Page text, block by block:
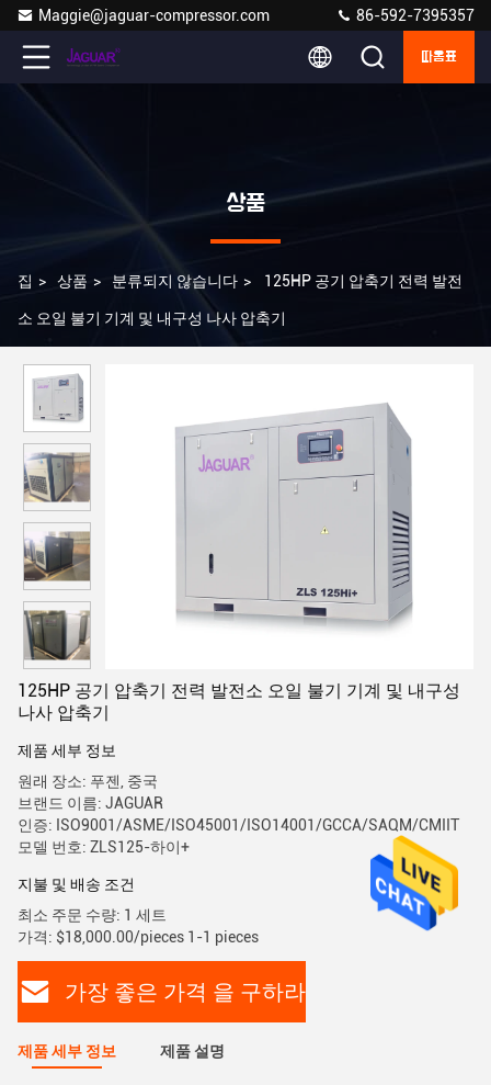
Maggie@jaguar-compressor.com 86-592-7395357
따옴표
상품
집 > 상품 > 분류되지 않습니다 > 125HP 공기 압축기 전력 발전
소 오일 불기 기계 및 내구성 나사 압축기
125HP 공기 압축기 전력 발전소 오일 불기 기계 및 내구성
나사 압축기
제품 세부 정보
원래 장소: 푸젠, 중국
브랜드 이름: JAGUAR
인증: ISO9001/ASME/ISO45001/ISO14001/GCCA/SAQM/CMIIT
모델 번호: ZLS125-하이+
지불 및 배송 조건
최소 주문 수량: 1 세트
가격: $18,000.00/pieces 1-1 pieces
가장 좋은 가격 을 구하라
제품 세부 정보 제품 설명